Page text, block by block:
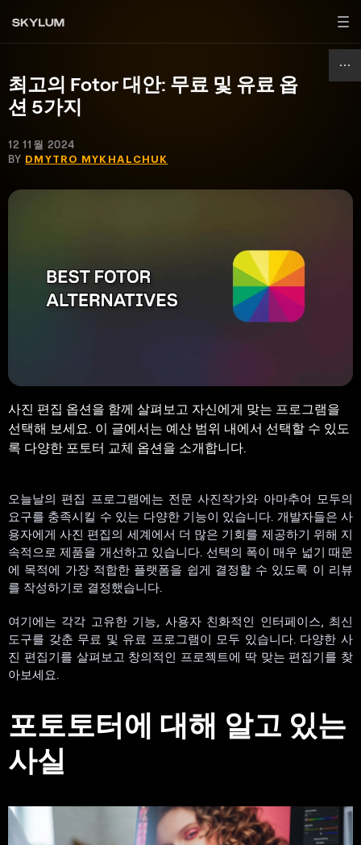
최고의 Fotor 대안: 무료 및 유료 옵
션 5가지
12 11월 2024
BY DMYTRO MYKHALCHUK
사진 편집 옵션을 함께 살펴보고 자신에게 맞는 프로그램을
선택해 보세요. 이 글에서는 예산 범위 내에서 선택할 수 있도
록 다양한 포토터 교체 옵션을 소개합니다.
오늘날의 편집 프로그램에는 전문 사진작가와 아마추어 모두의
요구를 충족시킬 수 있는 다양한 기능이 있습니다. 개발자들은 사
용자에게 사진 편집의 세계에서 더 많은 기회를 제공하기 위해 지
속적으로 제품을 개선하고 있습니다. 선택의 폭이 매우 넓기 때문
에 목적에 가장 적합한 플랫폼을 쉽게 결정할 수 있도록 이 리뷰
를 작성하기로 결정했습니다.
여기에는 각각 고유한 기능, 사용자 친화적인 인터페이스, 최신
도구를 갖춘 무료 및 유료 프로그램이 모두 있습니다. 다양한 사
진 편집기를 살펴보고 창의적인 프로젝트에 딱 맞는 편집기를 찾
아보세요.
포토토터에 대해 알고 있는
사실